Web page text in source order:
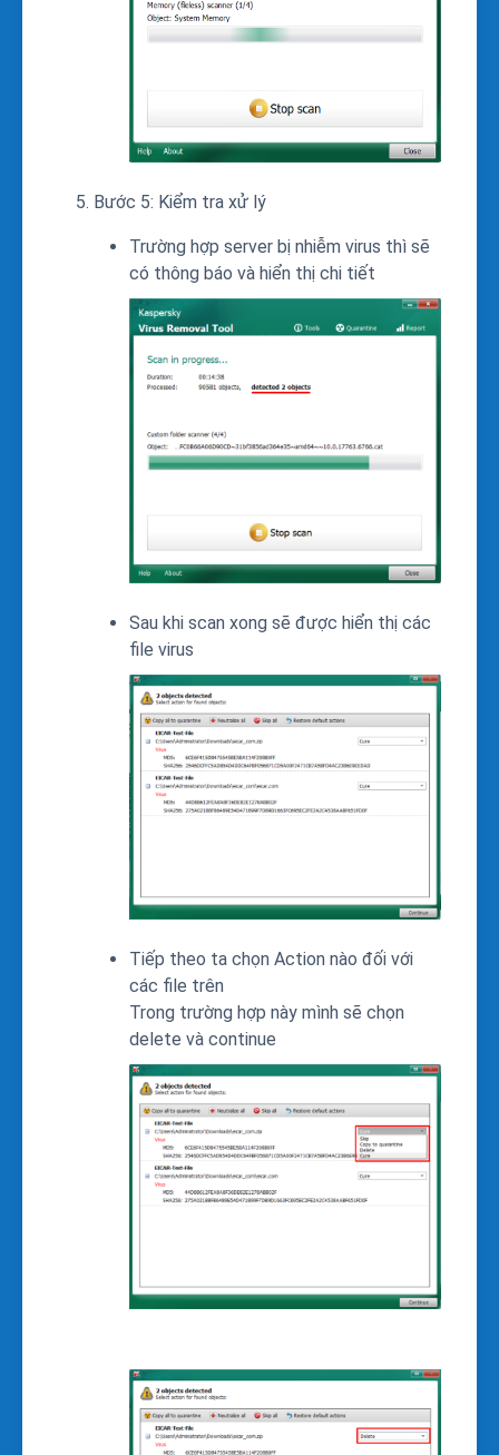
Bước 5: Kiểm tra xử lý
Trường hợp server bị nhiễm virus thì sẽ
có thông báo và hiển thị chi tiết
Sau khi scan xong sẽ được hiển thị các
file virus
Tiếp theo ta chọn Action nào đối với
các file trên
Trong trường hợp này mình sẽ chọn
delete và continue